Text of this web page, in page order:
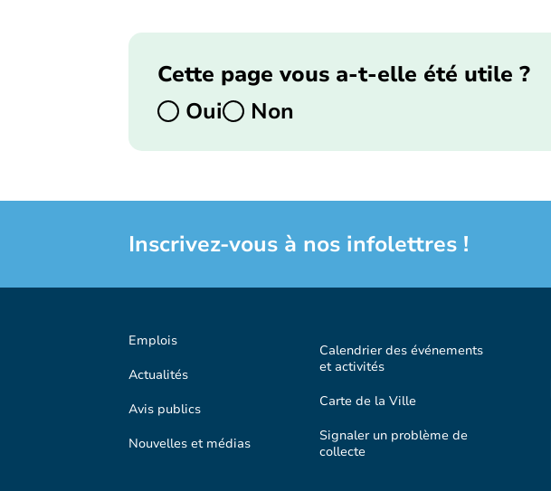
Cette page vous a-t-elle été utile ?
Oui
Non
Inscrivez-vous à nos infolettres !
Emplois
Actualités
Avis publics
Nouvelles et médias
Calendrier des événements
et activités
Carte de la Ville
Signaler un problème de
collecte